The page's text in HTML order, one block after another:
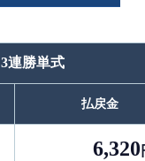
3連勝単式
払戻金
6,320